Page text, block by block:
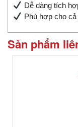
Dễ dàng tích
Phù hợp cho
Sản phẩm